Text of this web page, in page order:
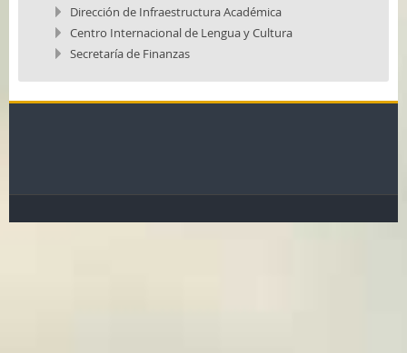
Dirección de Infraestructura Académica
Centro Internacional de Lengua y Cultura
Secretaría de Finanzas